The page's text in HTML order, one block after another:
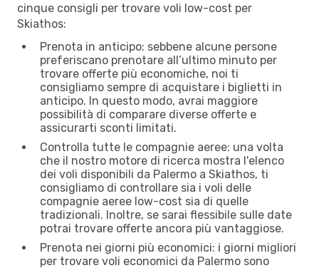
cinque consigli per trovare voli low-cost per
Skiathos:
Prenota in anticipo: sebbene alcune persone
preferiscano prenotare all’ultimo minuto per
trovare offerte più economiche, noi ti
consigliamo sempre di acquistare i biglietti in
anticipo. In questo modo, avrai maggiore
possibilità di comparare diverse offerte e
assicurarti sconti limitati.
Controlla tutte le compagnie aeree: una volta
che il nostro motore di ricerca mostra l'elenco
dei voli disponibili da Palermo a Skiathos, ti
consigliamo di controllare sia i voli delle
compagnie aeree low-cost sia di quelle
tradizionali. Inoltre, se sarai flessibile sulle date
potrai trovare offerte ancora più vantaggiose.
Prenota nei giorni più economici: i giorni migliori
per trovare voli economici da Palermo sono